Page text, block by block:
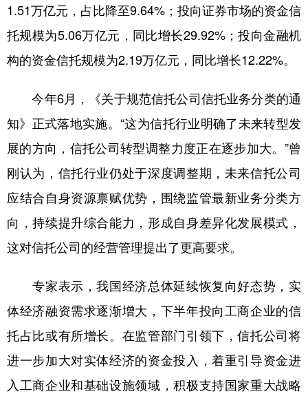
1.51万亿元，占比降至9.64%；投向证券市场的资金信
托规模为5.06万亿元，同比增长29.92%；投向金融机
构的资金信托规模为2.19万亿元，同比增长12.22%。
今年6月，《关于规范信托公司信托业务分类的通
知》正式落地实施。“这为信托行业明确了未来转型发
展的方向，信托公司转型调整力度正在逐步加大。”曾
刚认为，信托行业仍处于深度调整期，未来信托公司
应结合自身资源禀赋优势，围绕监管最新业务分类方
向，持续提升综合能力，形成自身差异化发展模式，
这对信托公司的经营管理提出了更高要求。
专家表示，我国经济总体延续恢复向好态势，实
体经济融资需求逐渐增大，下半年投向工商企业的信
托占比或有所增长。在监管部门引领下，信托公司将
进一步加大对实体经济的资金投入，着重引导资金进
入工商企业和基础设施领域，积极支持国家重大战略